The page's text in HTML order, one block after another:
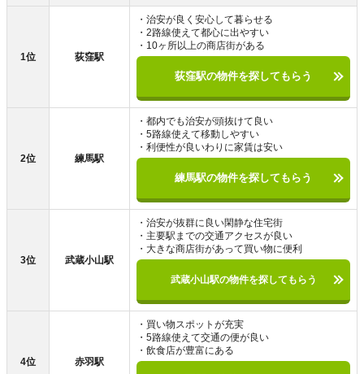
1位 荻窪駅
・治安が良く安心して暮らせる
・2路線使えて都心に出やすい
・10ヶ所以上の商店街がある
荻窪駅の物件を探してもらう
2位 練馬駅
・都内でも治安が頭抜けて良い
・5路線使えて移動しやすい
・利便性が良いわりに家賃は安い
練馬駅の物件を探してもらう
3位 武蔵小山駅
・治安が抜群に良い閑静な住宅街
・主要駅までの交通アクセスが良い
・大きな商店街があって買い物に便利
武蔵小山駅の物件を探してもらう
4位 赤羽駅
・買い物スポットが充実
・5路線使えて交通の便が良い
・飲食店が豊富にある